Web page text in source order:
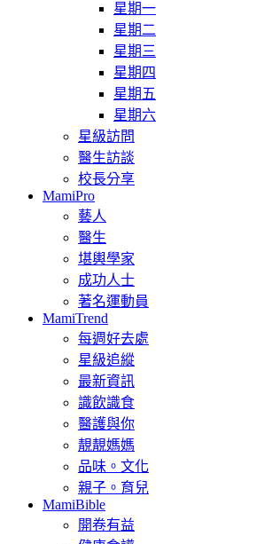
星期一
星期二
星期三
星期四
星期五
星期六
星級訪問
醫生訪談
校長分享
MamiPro
藝人
醫生
堪輿學家
成功人士
著名運動員
MamiTrend
每週好去處
星級追縱
最新資訊
識飲識食
醫護與你
靚靚媽媽
品味。文化
親子。育兒
MamiBible
開卷有益